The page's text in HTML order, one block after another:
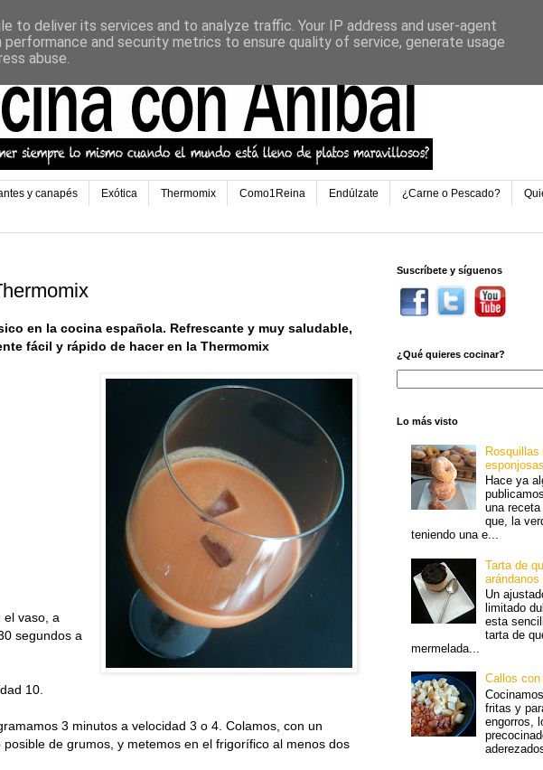
y canapés Exótica Thermomix Como1Reina Endúlzate ¿Carne o Pescado?
en la cocina española. Refrescante y muy saludable,
fácil y rápido de hacer en la Thermomix
el vaso, a
segundos a
10.
3 minutos a velocidad 3 o 4. Colamos, con un
de grumos, y metemos en el frigorífico al menos dos
Suscríbete y síguenos
¿Qué quieres cocinar?
Lo más visto
esponjosas
Hace ya
una
que, la
teniendo una e...
Tarta de
Un
limitado
esta
tarta de
mermelada...
Callos
fritas y
engorros,
to deliver its services and to analyze traffic. Your IP address and user-agent
performance and security metrics to ensure quality of service, generate usage
abuse.